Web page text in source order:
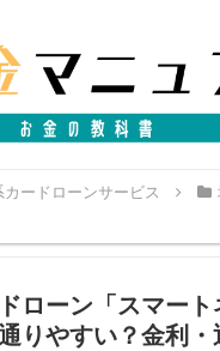
カードローンサービス
ローン「スマート
りやすい？金利